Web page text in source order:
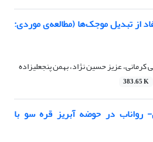
از تبدیل موجک‌ها (مطالعه‌ی موردی:
عزیز حسین نژاد، بهمن پنجعلیزاده
383.65 K
رواناب در حوضه آبریز قره سو با